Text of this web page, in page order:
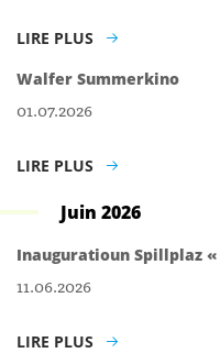
LIRE PLUS
Walfer Summerkino
01.07.2026
LIRE PLUS
Juin 2026
Inauguratioun Spillplaz «
11.06.2026
LIRE PLUS